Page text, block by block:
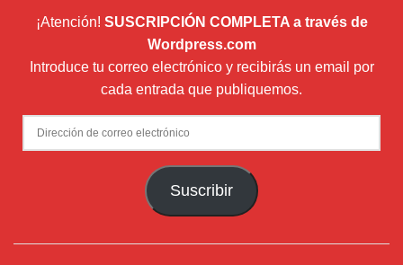
¡Atención! SUSCRIPCIÓN COMPLETA a través de
Wordpress.com
Introduce tu correo electrónico y recibirás un email por
cada entrada que publiquemos.
Dirección
de
Suscribir